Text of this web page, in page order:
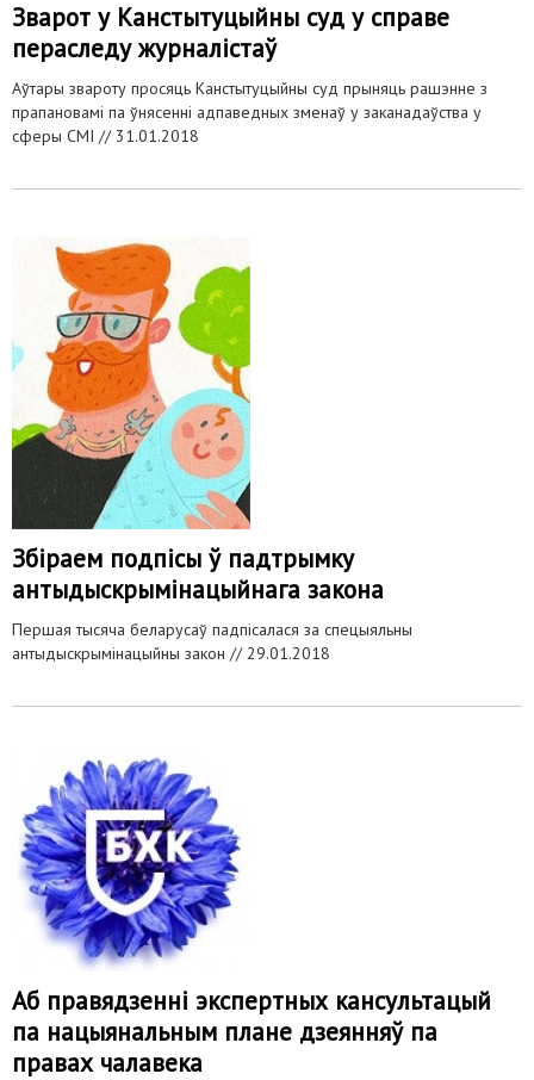
Зварот у Канстытуцыйны суд у справе
пераследу журналістаў
Аўтары звароту просяць Канстытуцыйны суд прыняць рашэнне з
прапановамі па ўнясенні адпаведных зменаў у заканадаўства у
сферы СМІ // 31.01.2018
Збіраем подпісы ў падтрымку
антыдыскрымінацыйнага закона
Першая тысяча беларусаў падпісалася за спецыяльны
антыдыскрымінацыйны закон //29.01.2018
Аб правядзенні экспертных кансультацый
па нацыянальным плане дзеянняў па
правах чалавека